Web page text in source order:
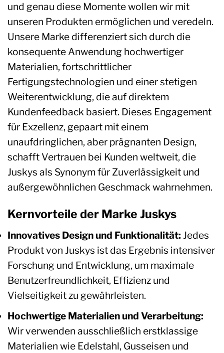
und genau diese Momente wollen wir mit
unseren Produkten ermöglichen und veredeln.
Unsere Marke differenziert sich durch die
konsequente Anwendung hochwertiger
Materialien, fortschrittlicher
Fertigungstechnologien und einer stetigen
Weiterentwicklung, die auf direktem
Kundenfeedback basiert. Dieses Engagement
für Exzellenz, gepaart mit einem
unaufdringlichen, aber prägnanten Design,
schafft Vertrauen bei Kunden weltweit, die
Juskys als Synonym für Zuverlässigkeit und
außergewöhnlichen Geschmack wahrnehmen.
Kernvorteile der Marke Juskys
Innovatives Design und Funktionalität: Jedes
Produkt von Juskys ist das Ergebnis intensiver
Forschung und Entwicklung, um maximale
Benutzerfreundlichkeit, Effizienz und
Vielseitigkeit zu gewährleisten.
Hochwertige Materialien und Verarbeitung:
Wir verwenden ausschließlich erstklassige
Materialien wie Edelstahl, Gusseisen und